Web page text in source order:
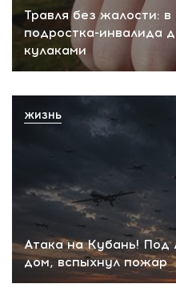
Травля без жалости: в
подростка-инвалида
кулаками
Атака на Кубань!
дом, вспыхнул пожар
ЖИЗНЬ